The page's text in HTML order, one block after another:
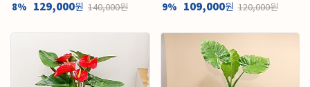
8% 129,000원 140,000원 9% 109,000원 120,000원